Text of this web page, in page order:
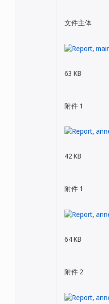
文件主体
63 KB
附件 1
42 KB
附件 1
64 KB
附件 2